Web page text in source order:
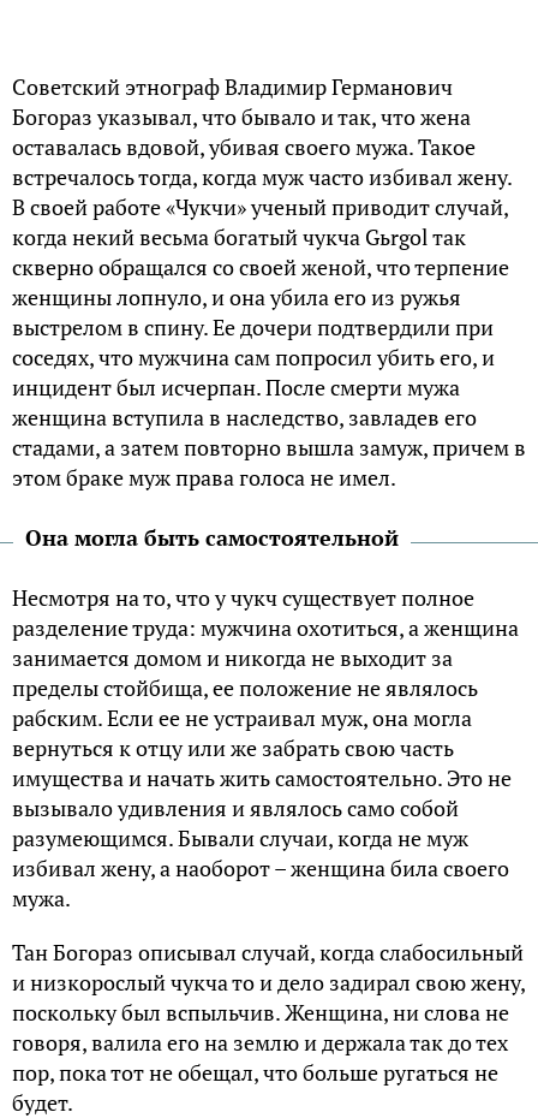
Советский этнограф Владимир Германович
Богораз указывал, что бывало и так, что жена
оставалась вдовой, убивая своего мужа. Такое
встречалось тогда, когда муж часто избивал жену.
В своей работе «Чукчи» ученый приводит случай,
когда некий весьма богатый чукча Gьrgol так
скверно обращался со своей женой, что терпение
женщины лопнуло, и она убила его из ружья
выстрелом в спину. Ее дочери подтвердили при
соседях, что мужчина сам попросил убить его, и
инцидент был исчерпан. После смерти мужа
женщина вступила в наследство, завладев его
стадами, а затем повторно вышла замуж, причем в
этом браке муж права голоса не имел.
Она могла быть самостоятельной
Несмотря на то, что у чукч существует полное
разделение труда: мужчина охотиться, а женщина
занимается домом и никогда не выходит за
пределы стойбища, ее положение не являлось
рабским. Если ее не устраивал муж, она могла
вернуться к отцу или же забрать свою часть
имущества и начать жить самостоятельно. Это не
вызывало удивления и являлось само собой
разумеющимся. Бывали случаи, когда не муж
избивал жену, а наоборот – женщина била своего
мужа.
Тан Богораз описывал случай, когда слабосильный
и низкорослый чукча то и дело задирал свою жену,
поскольку был вспыльчив. Женщина, ни слова не
говоря, валила его на землю и держала так до тех
пор, пока тот не обещал, что больше ругаться не
будет.